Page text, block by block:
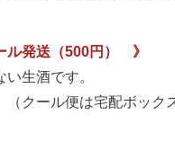
発送（500円） 》
生酒です。
（クール便は宅配ボッ